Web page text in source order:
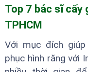
Top 7 bác sĩ cấy
TPHCM
Với mục đích
phục hình răng với